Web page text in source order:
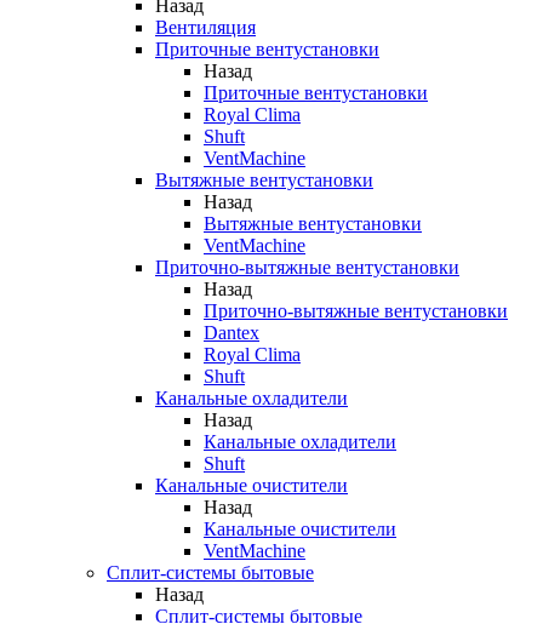
Назад
Вентиляция
Приточные вентустановки
Назад
Приточные вентустановки
Royal Clima
Shuft
VentMachine
Вытяжные вентустановки
Назад
Вытяжные вентустановки
VentMachine
Приточно-вытяжные вентустановки
Назад
Приточно-вытяжные вентустановки
Dantex
Royal Clima
Shuft
Канальные охладители
Назад
Канальные охладители
Shuft
Канальные очистители
Назад
Канальные очистители
VentMachine
Сплит-системы бытовые
Назад
Сплит-системы бытовые